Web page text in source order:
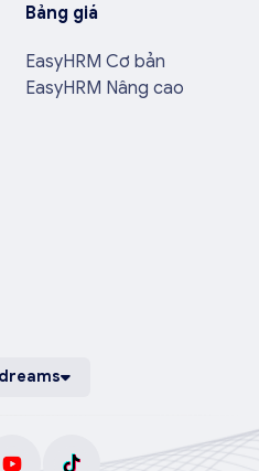
Bảng giá
EasyHRM Cơ bản
EasyHRM Nâng cao